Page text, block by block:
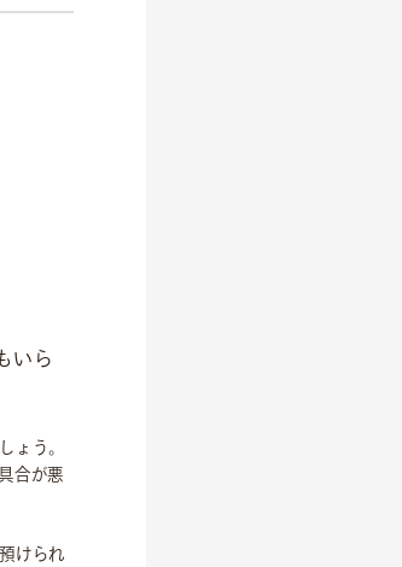
いら
ょう。
合が悪
けられ